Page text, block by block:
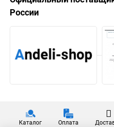
России
Каталог Оплата